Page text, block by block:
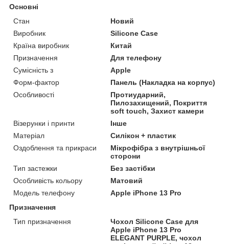
Основні
Стан
Новий
Виробник
Silicone Case
Країна виробник
Китай
Призначення
Для телефону
Сумісність з
Apple
Форм-фактор
Панель (Накладка на корпус)
Особливості
Протиударний,
Пилозахищений, Покриття
soft touch, Захист камери
Візерунки і принти
Інше
Матеріал
Силікон + пластик
Оздоблення та прикраси
Мікрофібра з внутрішньої
сторони
Тип застежки
Без застібки
Особливість кольору
Матовий
Модель телефону
Apple iPhone 13 Pro
Призначення
Тип призначення
Чохол Silicone Case для
Apple iPhone 13 Pro
ELEGANT PURPLE, чохол